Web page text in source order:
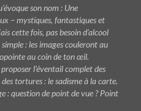
son nom : Une
– mystiques, fantastiques et
cette fois, pas besoin d’alcool
: les images couleront au
au coin de ton œil.
l’éventail complet des
tortures : le sadisme à la carte.
: question de point de vue ? Point